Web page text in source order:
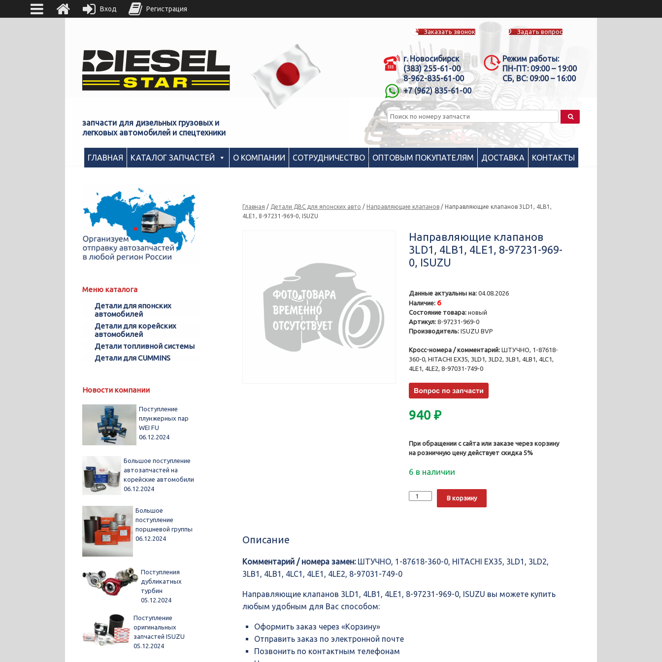
запчасти для дизельных грузовых и
легковых автомобилей и спецтехники
Заказать звонок Задать вопрос
г. Новосибирск
(383) 255-61-00
8-962-835-61-00
+7 (962) 835-61-00
Режим работы:
ПН-ПТ: 09:00 – 19:00
СБ, ВС: 09:00 – 16:00
ГЛАВНАЯ КАТАЛОГ ЗАПЧАСТЕЙ О КОМПАНИИ СОТРУДНИЧЕСТВО ОПТОВЫМ ПОКУПАТЕЛЯМ ДОСТАВКА КОНТАКТЫ
Главная / Детали ДВС для японских авто /Направляющие клапанов / Направляющие клапанов 3LD1, 4LB1,
4LE1, 8-97231-969-0, ISUZU
Направляющие клапанов
3LD1, 4LB1, 4LE1, 8-97231-969-
0, ISUZU
Данные актуальны на: 04.08.2026
Наличие: 6
Состояние товара: новый
Артикул: 8-97231-969-0
Производитель: ISUZU BVP
Кросс-номера / комментарий: ШТУЧНО, 1-87618-
360-0, HITACHI EX35, 3LD1, 3LD2, 3LB1, 4LB1, 4LC1,
4LE1, 4LE2, 8-97031-749-0
940₽
При обращении с сайта или заказе через корзину
на розничную цену действует скидка 5%
6 в наличии
Количество
Направляющие
97231-
В корзину
Описание
Комментарий / номера замен:ШТУЧНО, 1-87618-360-0, HITACHI EX35, 3LD1, 3LD2,
3LB1, 4LB1, 4LC1, 4LE1, 4LE2, 8-97031-749-0
Направляющие клапанов 3LD1, 4LB1, 4LE1, 8-97231-969-0, ISUZU вы можете купить
любым удобным для Вас способом:
Оформить заказ через «Корзину»
Отправить заказ по электронной почте
Позвонить по контактным телефонам
Меню каталога
Детали для японских
автомобилей
Детали для корейских
автомобилей
Детали топливной системы
Детали для CUMMINS
Новости компании
Поступление
плунжерных пар
WEI FU
06.12.2024
Большое поступление
автозапчастей на
корейские автомобили
06.12.2024
Большое
поступление
поршневой группы
06.12.2024
Поступления
дубликатных
турбин
05.12.2024
Поступление
оригинальных
запчастей ISUZU
05.12.2024
Вход Регистрация